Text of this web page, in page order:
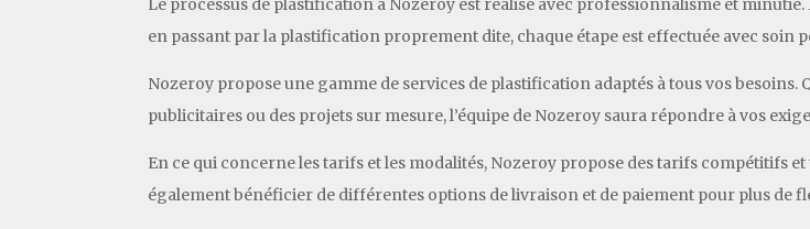
Le processus de plastification à Nozeroy est réalisé avec professionnalisme et
en passant par la plastification proprement dite, chaque étape est effectuée avec
Nozeroy propose une gamme de services de plastification adaptés à tous vos
publicitaires ou des projets sur mesure, l’équipe de Nozeroy saura répondre à vos
En ce qui concerne les tarifs et les modalités, Nozeroy propose des tarifs compétitifs
également bénéficier de différentes options de livraison et de paiement pour plus de